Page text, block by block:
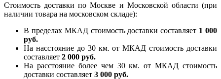
Стоимость доставки по Москве и Московской области (при
наличии товара на московском складе):
В пределах МКАД стоимость доставки составляет 1 000
руб.
На насcтояние до 30 км. от МКАД стоимость доставки
составляет 2 000 руб.
На расстояние более чем 30 км. от МКАД стоимость
доставки составляет 3 000 руб.